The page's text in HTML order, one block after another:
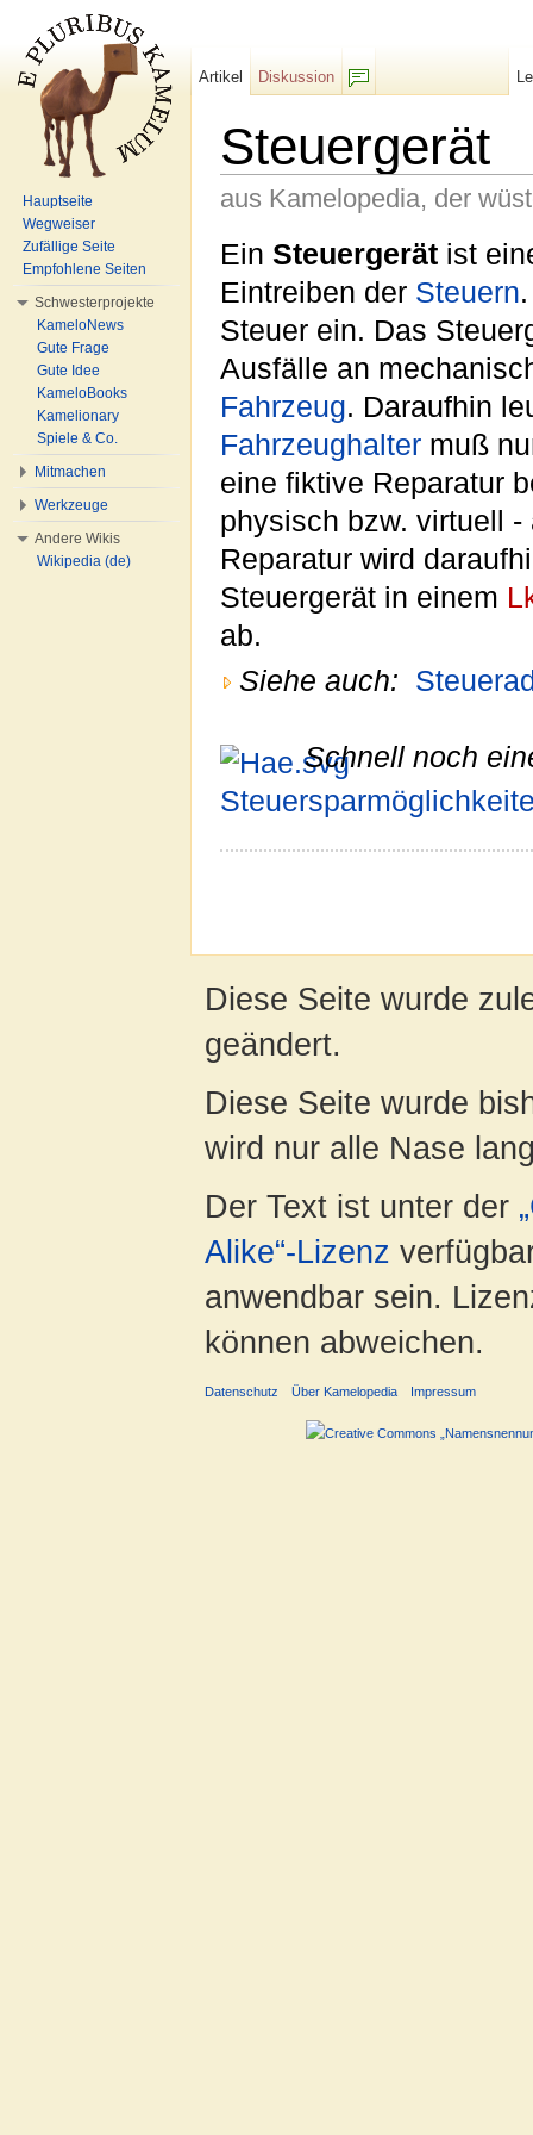
Steuergerät
aus Kamelopedia, der
Ein Steuergerät ist
Eintreiben der Steuern
Steuer ein. Das
Ausfälle an
Fahrzeug. Daraufhin
Fahrzeughalter muß
eine fiktive Reparatur
physisch bzw. virtuell
Reparatur wird
Steuergerät in einem
ab.
Siehe auch:
Schnell noch
Artikel
Diskussion
Hauptseite
Wegweiser
Zufällige Seite
Empfohlene Seiten
Schwesterprojekte
KameloNews
Gute Frage
Gute Idee
KameloBooks
Kamelionary
Spiele & Co.
Mitmachen
Werkzeuge
Andere Wikis
Wikipedia (de)
Diese Seite wurde
geändert.
Diese Seite wurde
wird nur alle Nase
Der Text ist unter der
Alike“-Lizenz
anwendbar sein.
können abweichen.
Datenschutz Über Kamelopedia Impressum